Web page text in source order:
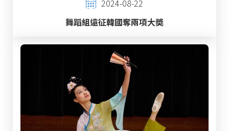
2024-08-22
舞蹈組遠征韓國奪兩項大奬